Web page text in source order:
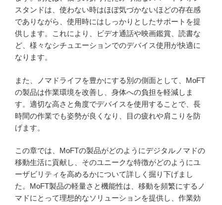
スタンドは、使わない時はほぼ気づかないほどの存在感
でありながら、使用時にはしっかりとしたサポートを提
供します。これにより、ビデオ通話や映画鑑賞、読書な
ど、様々なシチュエーションでのデバイス使用が快適に
なります。
また、ノマドライフを豊かにする別の側面として、MoFT
の製品は作業環境を改善し、身体への負担を軽減しま
す。適切な高さと角度でデバイスを使用することで、長
時間の作業でも姿勢が良くなり、目の疲れや肩こりを防
げます。
この章では、MoFTの製品がどのようにデジタルノマドの
移動生活に貢献し、そのユニークな特徴がどのようにユ
ーザビリティを高めるかについて詳しく掘り下げまし
た。MoFT製品の軽量さと機能性は、移動を頻繁にするノ
マドにとって理想的なソリューションを提供し、作業効